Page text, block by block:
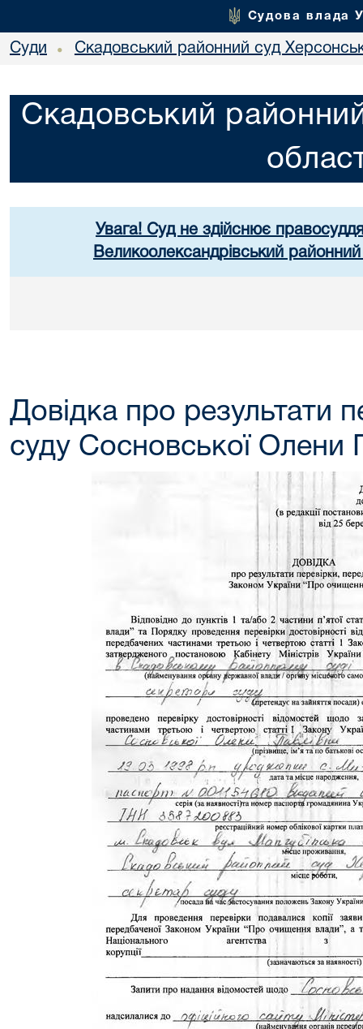
Судова влада
Суди • Скадовський районний суд
Скадовський
Увага! Суд не здійснює
Великоолександрівський
Довідка про результати
суду Сосновської Олени